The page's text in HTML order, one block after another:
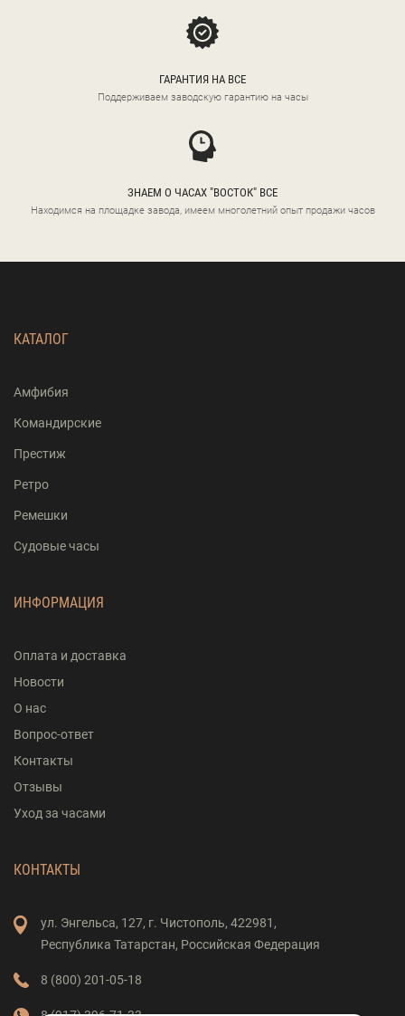
ГАРАНТИЯ НА ВСЕ
Поддерживаем заводскую гарантию на часы
ЗНАЕМ О ЧАСАХ "ВОСТОК" ВСЕ
Находимся на площадке завода, имеем многолетний опыт продажи часов
КАТАЛОГ
Амфибия
Командирские
Престиж
Ретро
Ремешки
Судовые часы
ИНФОРМАЦИЯ
Оплата и доставка
Новости
О нас
Вопрос-ответ
Контакты
Отзывы
Уход за часами
КОНТАКТЫ
ул. Энгельса, 127, г. Чистополь, 422981,
Республика Татарстан, Российская Федерация
8 (800) 201-05-18